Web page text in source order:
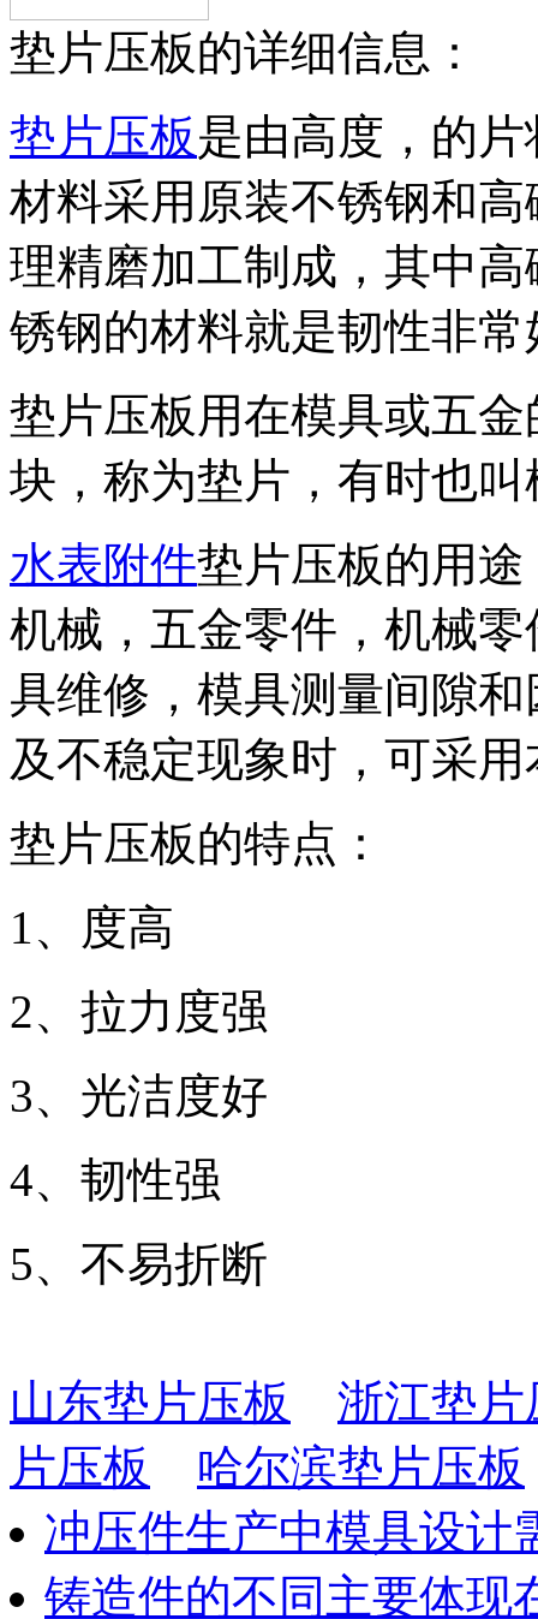
垫片压板的详细信息：
垫片压板是由高度，的
材料采用原装不锈钢和
理精磨加工制成，其中
锈钢的材料就是韧性非
垫片压板用在模具或五
块，称为垫片，有时也
水表附件垫片压板的用
机械，五金零件，机械
具维修，模具测量间隙
及不稳定现象时，可采
垫片压板的特点：
1、度高
2、拉力度强
3、光洁度好
4、韧性强
5、不易折断
山东垫片压板
浙江垫片
片压板
哈尔滨垫片压板
冲压件生产中模具设计
铸造件的不同主要体现